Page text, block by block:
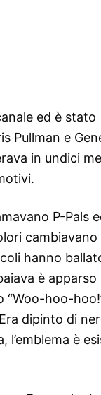
ed è stato
Pullman e
in undici
P-Pals
cambiavano
hanno
è apparso
hoo-
dipinto di
l’emblema è